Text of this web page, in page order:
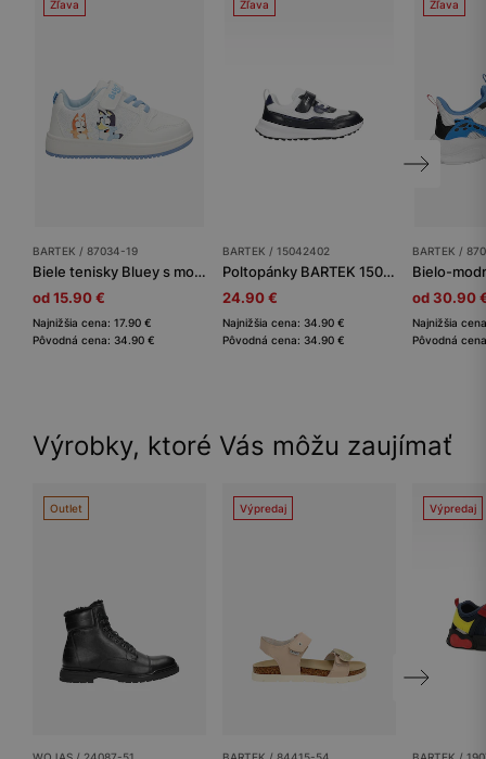
Zľava
BARTEK / 87034-19
Biele tenisky Bluey s modrými vložkami BARTEK 87034-19
od 15.90 €
Najnižšia cena: 17.90 €
Pôvodná cena: 34.90 €
Zľava
BARTEK / 15042402
Poltopánky BARTEK 15042402, tmavomodro-biele
24.90 €
Najnižšia cena: 34.90 €
Pôvodná cena: 34.90 €
Zľava
BARTEK /
od 30.90
Najnižšia
Pôvodná
Výrobky, ktoré Vás môžu zaujímať
Outlet
WOJAS / 24087-51
Výpredaj
BARTEK / 84415-54
Výpredaj
BARTEK /